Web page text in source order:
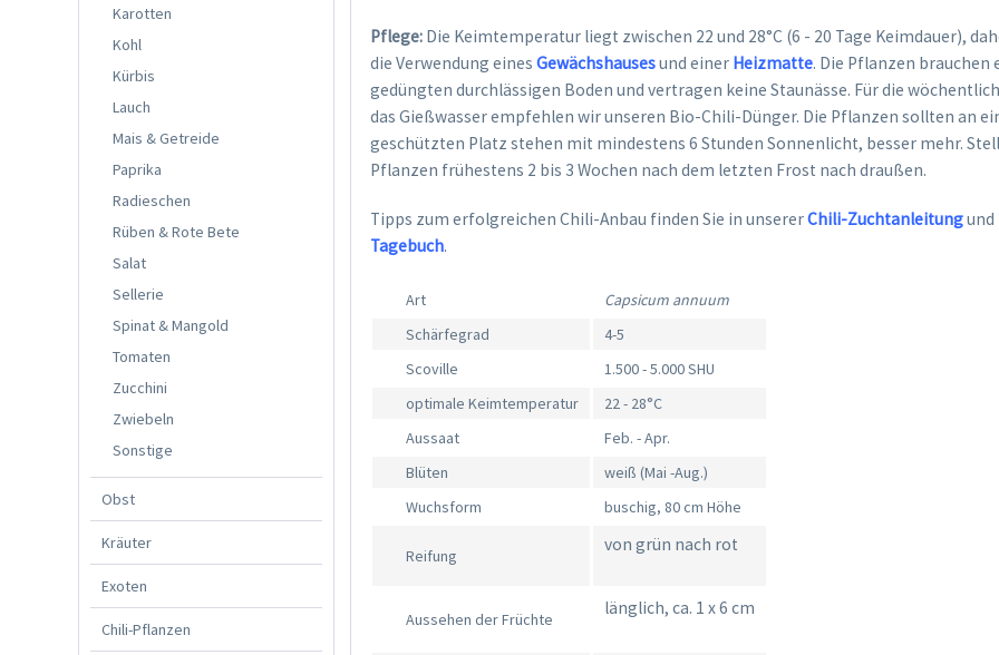
Karotten
Kohl
Kürbis
Lauch
Mais & Getreide
Paprika
Radieschen
Rüben & Rote Bete
Salat
Sellerie
Spinat & Mangold
Tomaten
Zucchini
Zwiebeln
Sonstige
Obst
Kräuter
Exoten
Chili-Pflanzen
Pflege: Die Keimtemperatur liegt zwischen 22 und 28°C (6 - 20 Tage Keimdauer),
die Verwendung einesGewächshausesund einer Heizmatte. Die Pflanzen
gedüngten durchlässigen Boden und vertragen keine Staunässe. Für die
das Gießwasser empfehlen wir unseren Bio-Chili-Dünger. Die Pflanzen sollten an
geschützten Platz stehen mit mindestens 6 Stunden Sonnenlicht, besser mehr.
Pflanzen frühestens 2 bis 3 Wochen nach dem letzten Frost nach draußen.
Tipps zum erfolgreichen Chili-Anbau finden Sie in unsererChili-Zuchtanleitung
Tagebuch.
Art
Capsicum annuum
Schärfegrad
4-5
Scoville
1.500 - 5.000 SHU
optimale Keimtemperatur
22 - 28°C
Aussaat
Feb. - Apr.
Blüten
weiß (Mai -Aug.)
Wuchsform
buschig, 80 cm Höhe
Reifung
von grün nach rot
Aussehen der Früchte
länglich, ca. 1 x 6 cm